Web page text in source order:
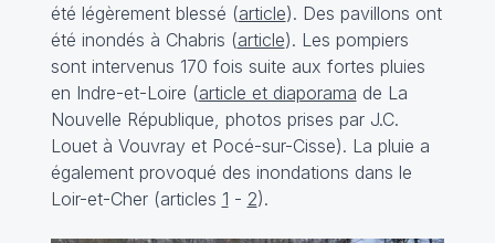
été légèrement blessé (article). Des pavillons ont
été inondés à Chabris (article). Les pompiers
sont intervenus 170 fois suite aux fortes pluies
en Indre-et-Loire (article et diaporama de La
Nouvelle République, photos prises par J.C.
Louet à Vouvray et Pocé-sur-Cisse). La pluie a
également provoqué des inondations dans le
Loir-et-Cher (articles 1 - 2).